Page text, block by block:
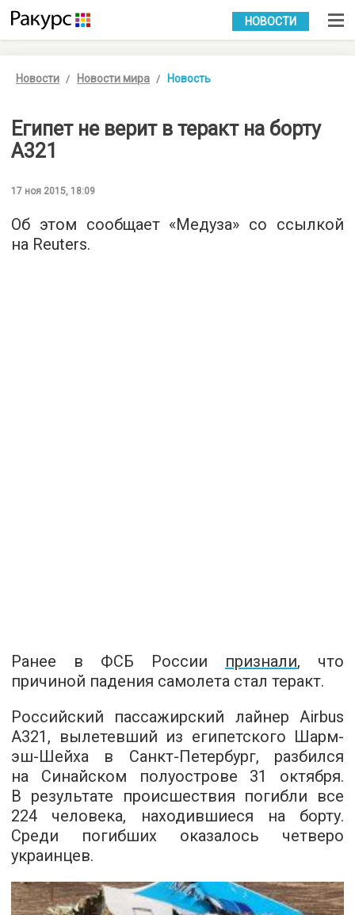
УКР РУС
НОВОСТИ
Новости Новости мира Новость
Египет не верит в теракт на борту
А321
17 ноя 2015, 18:09
Об этом сообщает «Медуза» со ссылкой
на Reuters.
Ранее в ФСБ России признали, что
причиной падения самолета стал теракт.
Российский пассажирский лайнер Airbus
А321, вылетевший из египетского Шарм-
эш-Шейха в Санкт-Петербург, разбился
на Синайском полуострове 31 октября.
В результате происшествия погибли все
224 человека, находившиеся на борту.
Среди погибших оказалось четверо
украинцев.